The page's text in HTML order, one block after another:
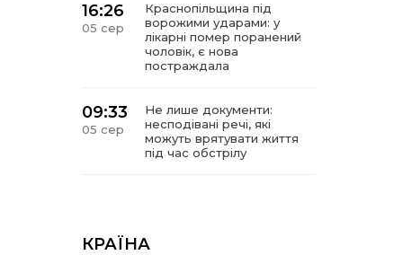
16:26
05 сер
Краснопільщина під
ворожими ударами: у
лікарні помер поранений
чоловік, є нова
постраждала
09:33
05 сер
Не лише документи:
несподівані речі, які
можуть врятувати життя
під час обстрілу
КРАЇНА